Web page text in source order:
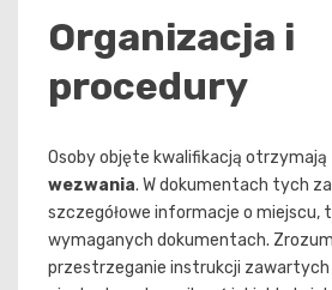
Organizacja i
procedury
Osoby objęte kwalifikacją otrzymają
wezwania. W dokumentach tych
szczegółowe informacje o miejscu,
wymaganych dokumentach.
przestrzeganie instrukcji